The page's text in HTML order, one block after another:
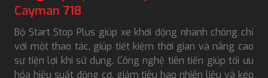
Cayman 718
Bộ Start Stop Plus giúp xe khởi động nhanh chóng chỉ
với một thao tác, giúp tiết kiệm thời gian và nâng cao
sự tiện lợi khi sử dụng. Công nghệ tiên tiến giúp tối ưu
hóa hiệu suất động cơ, giảm tiêu hao nhiên liệu và kéo